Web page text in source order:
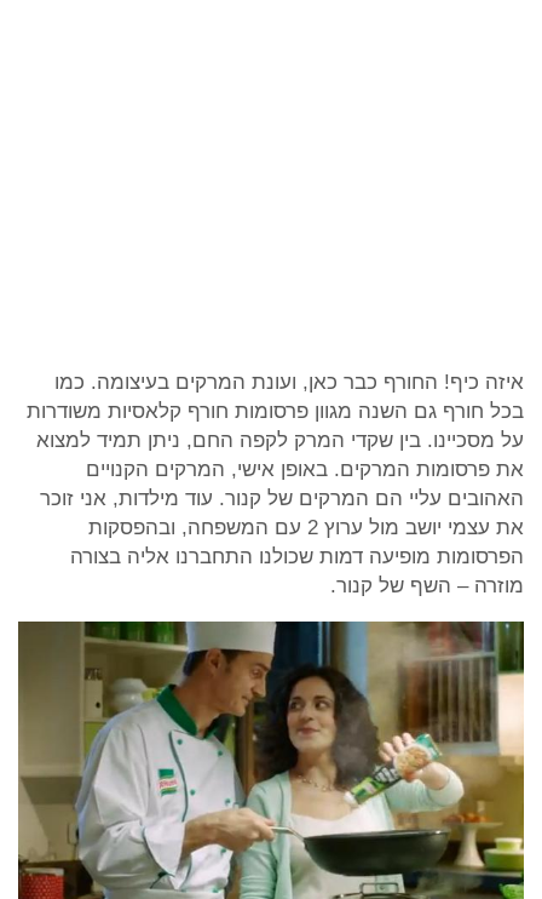
איזה כיף! החורף כבר כאן, ועונת המרקים בעיצומה. כמו
בכל חורף גם השנה מגוון פרסומות חורף קלאסיות משודרות
על מסכיינו. בין שקדי המרק לקפה החם, ניתן תמיד למצוא
את פרסומות המרקים. באופן אישי, המרקים הקנויים
האהובים עליי הם המרקים של קנור. עוד מילדות, אני זוכר
את עצמי יושב מול ערוץ 2 עם המשפחה, ובהפסקות
הפרסומות מופיעה דמות שכולנו התחברנו אליה בצורה
מוזרה – השף של קנור.